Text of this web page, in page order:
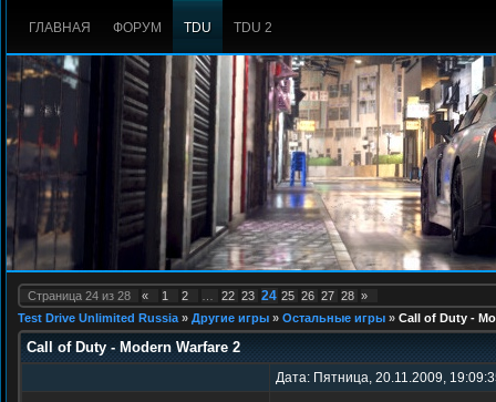
ГЛАВНАЯ ФОРУМ TDU TDU 2
Страница 24 из 28 « 1 2 22 23 24 25 26 27 28 »
Test Drive Unlimited Russia » Другие игры » Остальные игры » Call of Duty -
Call of Duty - Modern Warfare 2
Дата: Пятница, 20.11.2009,